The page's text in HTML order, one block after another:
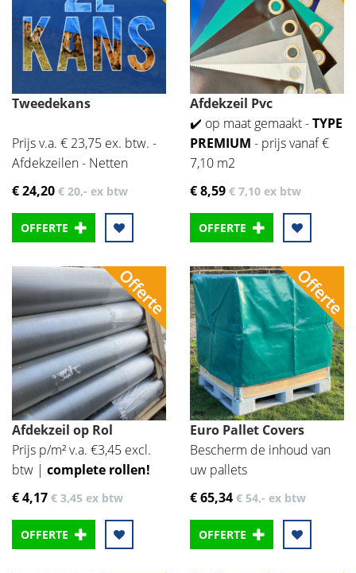
Tweedekans
Prijs v.a. € 23,75 ex. btw. -
Afdekzeilen - Netten
€ 24,20 € 20,- ex btw
OFFERTE
Afdekzeil Pvc
✔️ op maat gemaakt -TYPE
PREMIUM - prijs vanaf €
7,10 m2
€ 8,59 € 7,10 ex btw
OFFERTE
Afdekzeil op Rol
Prijs p/m² v.a. €3,45 excl.
btw | complete rollen!
€ 4,17 € 3,45 ex btw
OFFERTE
Euro Pallet Covers
Bescherm de inhoud van
uw pallets
€ 65,34 € 54,- ex btw
OFFERTE